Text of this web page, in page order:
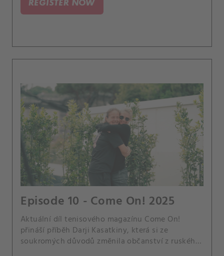
Hantuchová.
REGISTER NOW
Episode 10 - Come On! 2025
Aktuální díl tenisového magazínu Come On!
přináší příběh Darji Kasatkiny, která si ze
soukromých důvodů změnila občanství z ruského